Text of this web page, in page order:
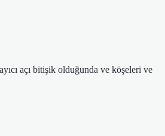
açı bitişik olduğunda ve köşeleri ve